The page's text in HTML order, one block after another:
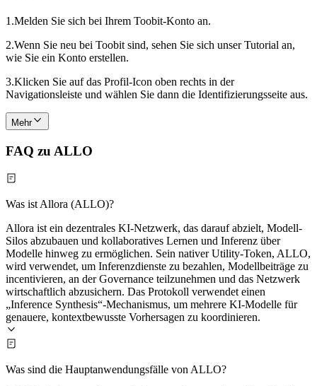
1.Melden Sie sich bei Ihrem Toobit-Konto an.
2.Wenn Sie neu bei Toobit sind, sehen Sie sich unser Tutorial an,
wie Sie ein Konto erstellen.
3.Klicken Sie auf das Profil-Icon oben rechts in der
Navigationsleiste und wählen Sie dann die Identifizierungsseite aus.
Mehr
FAQ zu ALLO
Was ist Allora (ALLO)?
Allora ist ein dezentrales KI-Netzwerk, das darauf abzielt, Modell-
Silos abzubauen und kollaboratives Lernen und Inferenz über
Modelle hinweg zu ermöglichen. Sein nativer Utility-Token, ALLO,
wird verwendet, um Inferenzdienste zu bezahlen, Modellbeiträge zu
incentivieren, an der Governance teilzunehmen und das Netzwerk
wirtschaftlich abzusichern. Das Protokoll verwendet einen
„Inference Synthesis“-Mechanismus, um mehrere KI-Modelle für
genauere, kontextbewusste Vorhersagen zu koordinieren.
Was sind die Hauptanwendungsfälle von ALLO?